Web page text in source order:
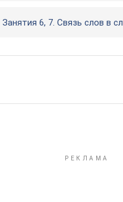
Занятия 6, 7. Связь слов в